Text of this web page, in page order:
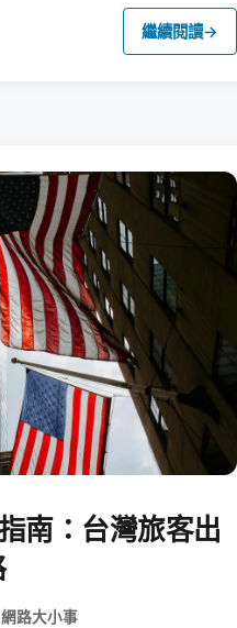
繼續閱讀→
南：台灣旅客出
網路大小事